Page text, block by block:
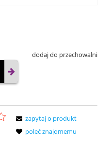
dodaj do przechowalni
zapytaj o produkt
poleć znajomemu